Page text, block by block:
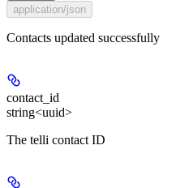
application/json
Contacts updated successfully
contact_id
string<uuid>
The telli contact ID